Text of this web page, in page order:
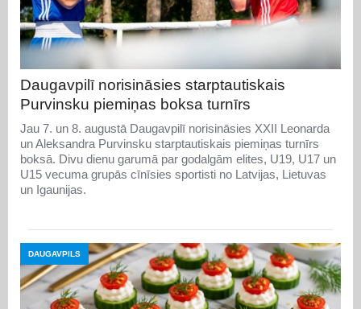
Daugavpilī norisināsies starptautiskais
Purvinsku piemiņas boksa turnīrs
Jau 7. un 8. augustā Daugavpilī norisināsies XXII Leonarda
un Aleksandra Purvinsku starptautiskais piemiņas turnīrs
boksā. Divu dienu garumā par godalgām elites, U19, U17 un
U15 vecuma grupās cīnīsies sportisti no Latvijas, Lietuvas
un Igaunijas.
DAUGAVPILS